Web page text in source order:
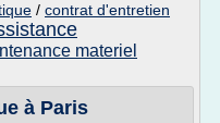
/ contrat d'entretien
materiel
à Paris